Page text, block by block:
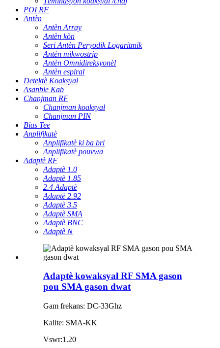
POI RF
Antèn
Antèn Array
Antèn kòn
Seri Antèn Peryodik Logaritmik
Antèn mikwostrip
Antèn Omnidireksyonèl
Antèn espiral
Detektè Koaksyal
Asanble Kab
Chanjman RF
Chanjman koaksyal
Chanjman PIN
Bias Tee
Anplifikatè
Anplifikatè ki ba bri
Anplifikatè pouvwa
Adaptè RF
Adaptè 1.0
Adaptè 1.85
2.4 Adaptè
Adaptè 2.92
Adaptè 3.5
Adaptè SMA
Adaptè BNC
Adaptè N
Adaptè kowaksyal RF SMA gason
pou SMA gason dwat
Gam frekans: DC-33Ghz
Kalite: SMA-KK
Vswr:1.20